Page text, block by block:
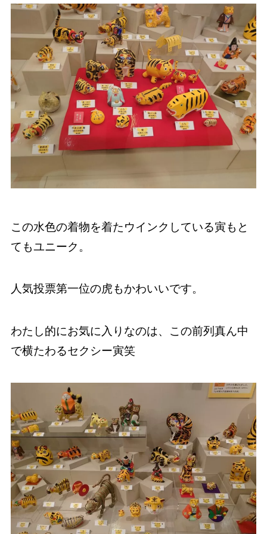
この水色の着物を着たウインクしている寅もと
てもユニーク。
人気投票第一位の虎もかわいいです。
わたし的にお気に入りなのは、この前列真ん中
で横たわるセクシー寅笑